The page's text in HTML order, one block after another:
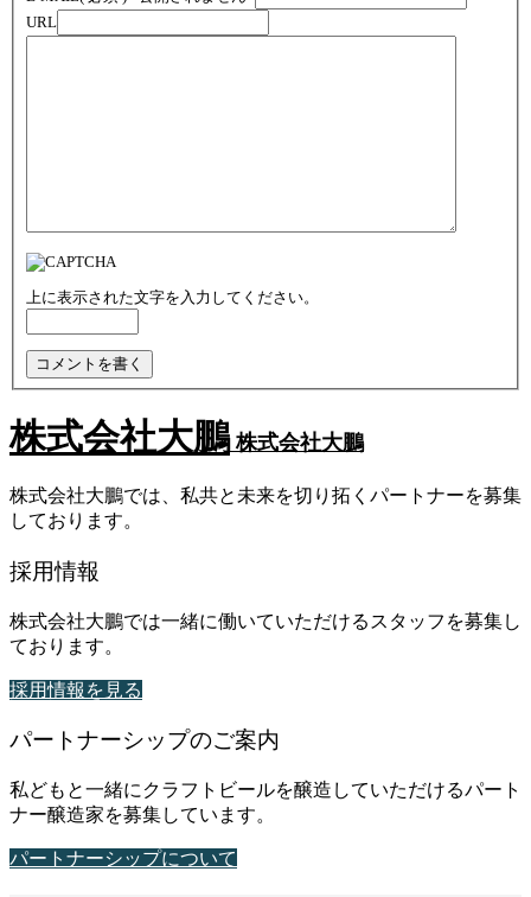
URL
上に表示された文字を入力してください。
株式会社大鵬 株式会社大鵬
株式会社大鵬では、私共と未来を切り拓くパートナーを募集
しております。
採用情報
株式会社大鵬では一緒に働いていただけるスタッフを募集し
ております。
採用情報を見る
パートナーシップのご案内
私どもと一緒にクラフトビールを醸造していただけるパート
ナー醸造家を募集しています。
パートナーシップについて